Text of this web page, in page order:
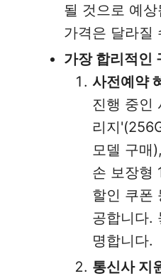
될 것으로 예
가격은 달라질
가장 합리적인
사전예약
진행 중인
리지
모델 구매
손 보장형
할인 쿠폰
공합니다.
명합니다.
통신사 지